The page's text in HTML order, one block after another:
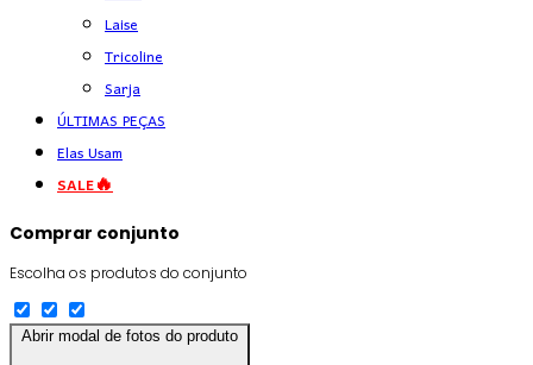
Laise
Tricoline
Sarja
ÚLTIMAS PEÇAS
Elas Usam
SALE🔥
Comprar conjunto
Escolha os produtos do conjunto
Abrir modal de fotos do produto